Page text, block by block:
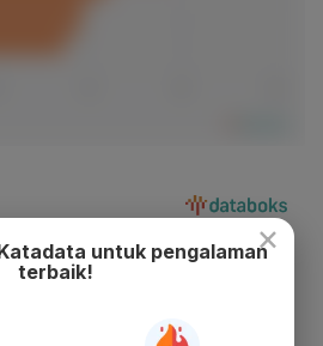
×
untuk pengalaman
terbaik!